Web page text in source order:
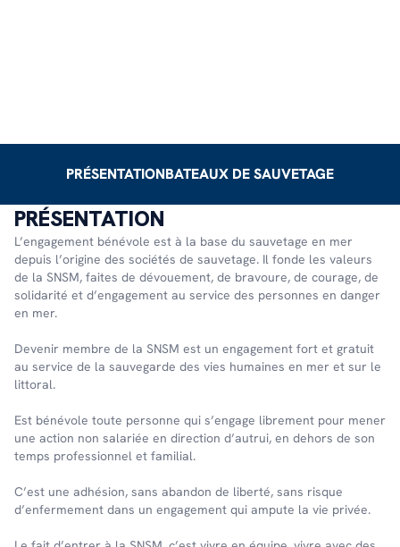
PRÉSENTATIONBATEAUX DE SAUVETAGE
PRÉSENTATION
L’engagement bénévole est à la base du sauvetage en mer
depuis l’origine des sociétés de sauvetage. Il fonde les valeurs
de la SNSM, faites de dévouement, de bravoure, de courage, de
solidarité et d’engagement au service des personnes en danger
en mer.
Devenir membre de la SNSM est un engagement fort et gratuit
au service de la sauvegarde des vies humaines en mer et sur le
littoral.
Est bénévole toute personne qui s’engage librement pour mener
une action non salariée en direction d’autrui, en dehors de son
temps professionnel et familial.
C’est une adhésion, sans abandon de liberté, sans risque
d’enfermement dans un engagement qui ampute la vie privée.